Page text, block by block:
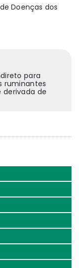
Doenças dos
para
ruminantes
de